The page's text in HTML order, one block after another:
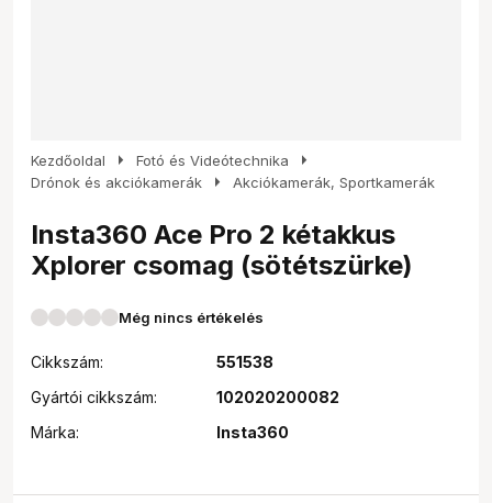
Kezdőoldal arrow_right Fotó és Videótechnika arrow_right
Drónok és akciókamerák arrow_right Akciókamerák, Sportkamerák
Insta360 Ace Pro 2 kétakkus
Xplorer csomag (sötétszürke)
Még nincs értékelés
Cikkszám:
551538
Gyártói cikkszám:
102020200082
Márka:
Insta360